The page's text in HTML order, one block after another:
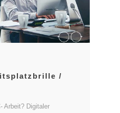
/
Arbeit? Digitaler